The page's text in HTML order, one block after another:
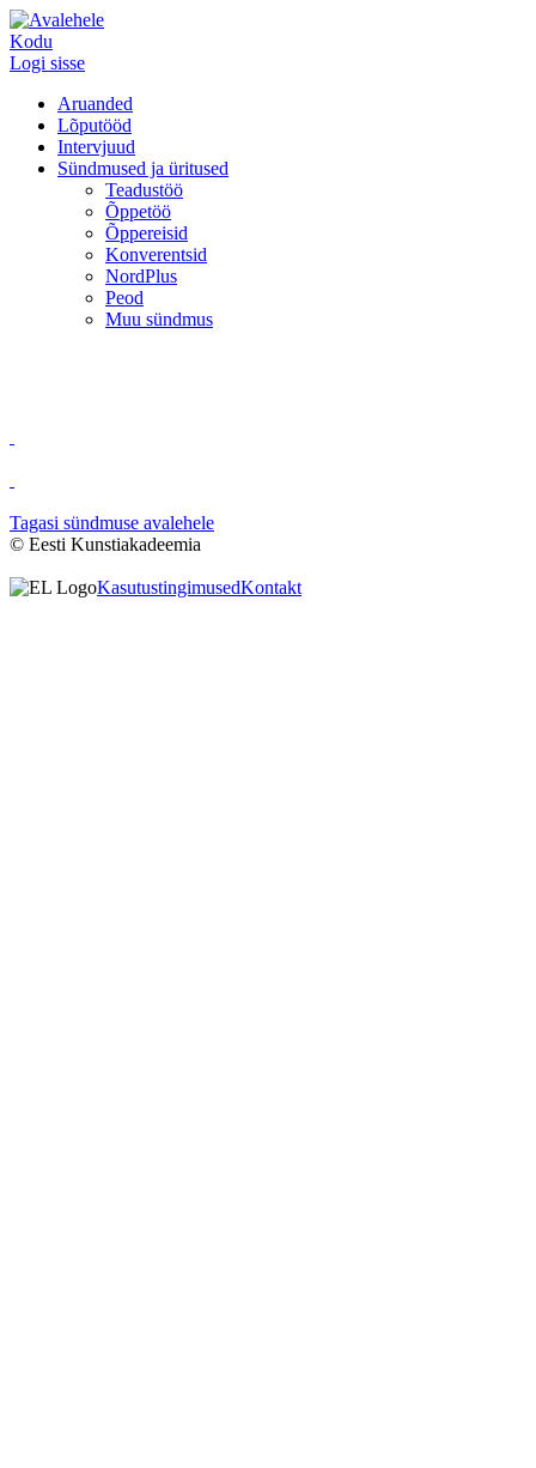
Kodu
Logi sisse
Aruanded
Lõputööd
Intervjuud
Sündmused ja üritused
Teadustöö
Õppetöö
Õppereisid
Konverentsid
NordPlus
Peod
Muu sündmus
Tagasi sündmuse avalehele
© Eesti Kunstiakadeemia
KasutustingimusedKontakt